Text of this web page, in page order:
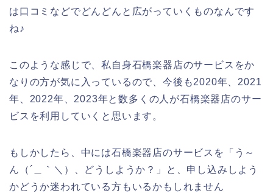
は口コミなどでどんどんと広がっていくものなんです
ね♪
このような感じで、私自身石橋楽器店のサービスをか
なりの方が気に入っているので、今後も2020年、2021
年、2022年、2023年と数多くの人が石橋楽器店のサー
ビスを利用していくと思います。
もしかしたら、中には石橋楽器店のサービスを「う～
ん（´＿｀＼）、どうしようか？」と、申し込みしよう
かどうか迷われている方もいるかもしれません